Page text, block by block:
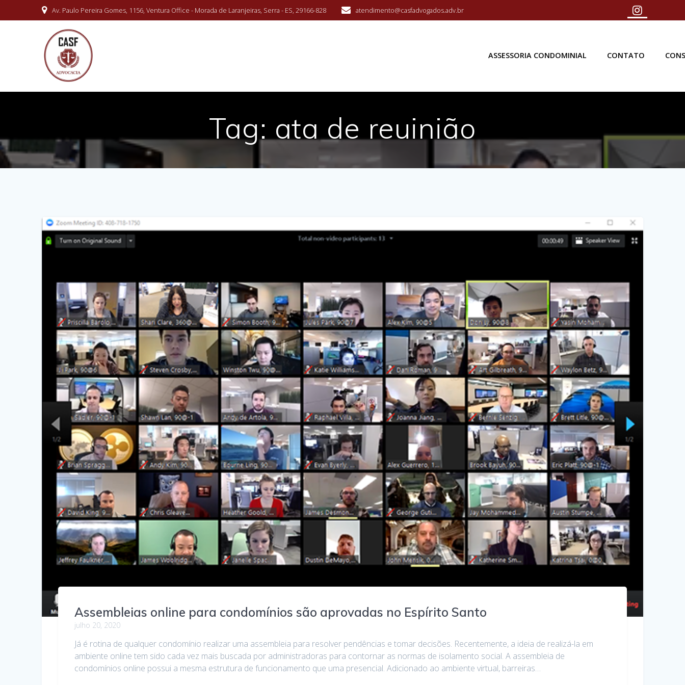
to
Av. Paulo Pereira Gomes, 1156, Ventura Office - Morada de Laranjeiras, Serra - ES, 29166-828 atendimento@casfadvogados.adv.br
ASSESSORIA CONDOMINIAL CONTATO
Tag: ata de reuinião
Assembleias online para condomínios são aprovadas no Espírito Santo
julho 20, 2020
Já é rotina de qualquer condomínio realizar uma assembleia para resolver pendências e tomar decisões. Recentemente, a ideia de realizá-la em
ambiente online tem sido cada vez mais buscada por administradoras para contornar as normas de isolamento social. A assembleia de
condomínios online possui a mesma estrutura de funcionamento que uma presencial. Adicionado ao ambiente virtual, barreiras…